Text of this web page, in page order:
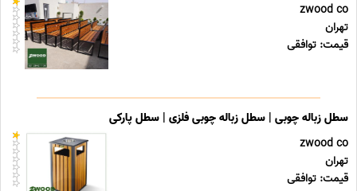
zwood co
تهران
قیمت: توافقی
سطل زباله چوبی | سطل زباله چوبی فلزی | سطل پارکی
zwood co
تهران
قیمت: توافقی